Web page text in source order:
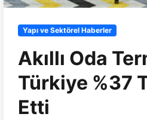
Yapı ve Sektörel Haberler
Akıllı Oda
Türkiye %37
Etti